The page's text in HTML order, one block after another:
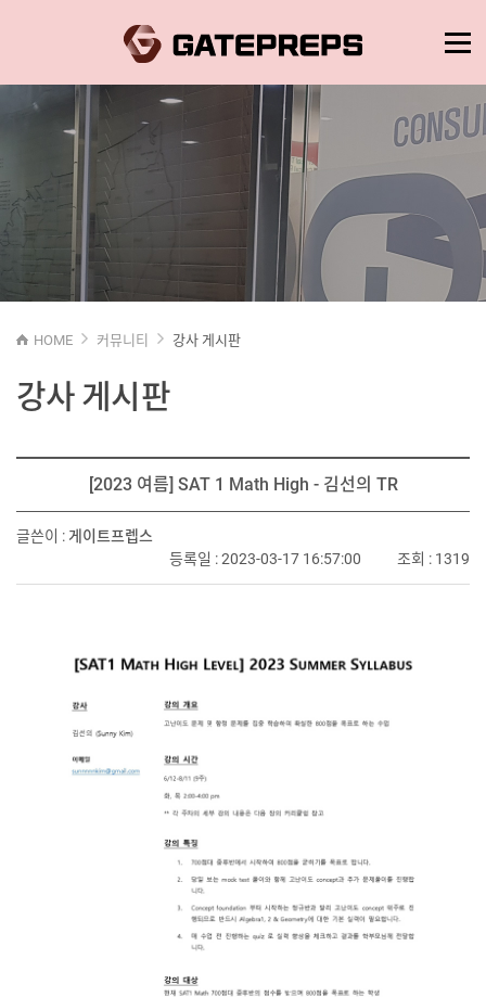
HOME 커뮤니티 강사 게시판
강사 게시판
[2023 여름] SAT 1 Math High - 김선의 TR
글쓴이 : 게이트프렙스
등록일 : 2023-03-17 16:57:00
조회 : 1319